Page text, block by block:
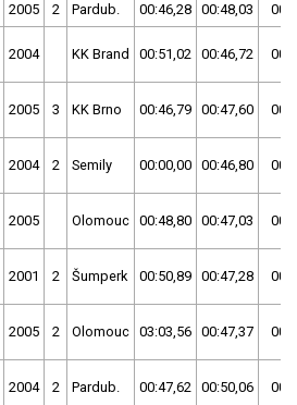
2005 2 Pardub. 00:46,28 00:48,03
2004 KK Brand 00:51,02 00:46,72
2005 3 KK Brno 00:46,79 00:47,60
2004 2 Semily 00:00,00 00:46,80
2005 Olomouc 00:48,80 00:47,03
2001 2 Šumperk 00:50,89 00:47,28
2005 2 Olomouc 03:03,56 00:47,37
2004 2 Pardub. 00:47,62 00:50,06